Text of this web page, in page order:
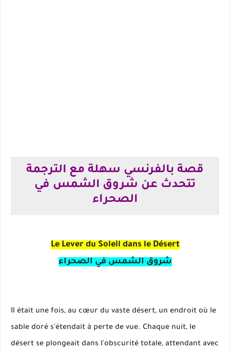
قصة بالفرنسي سهلة مع الترجمة
تتحدث عن شروق الشمس في
الصحراء
Le Lever du Soleil dans le Désert
شروق الشمس في الصحراء
Il était une fois, au cœur du vaste désert, un endroit où le
sable doré s'étendait à perte de vue. Chaque nuit, le
désert se plongeait dans l'obscurité totale, attendant avec